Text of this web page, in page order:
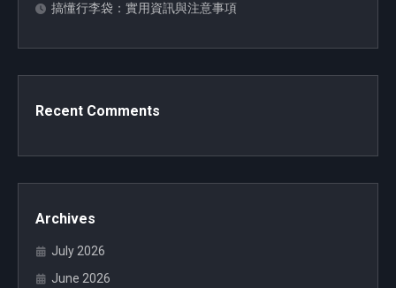
搞懂行李袋：實用資訊與注意事項
Recent Comments
Archives
July 2026
June 2026